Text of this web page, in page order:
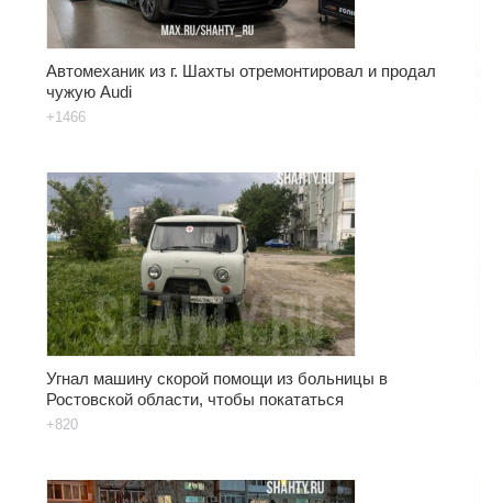
Автомеханик из г. Шахты отремонтировал и продал
чужую Audi
+1466
Угнал машину скорой помощи из больницы в
Ростовской области, чтобы покататься
+820